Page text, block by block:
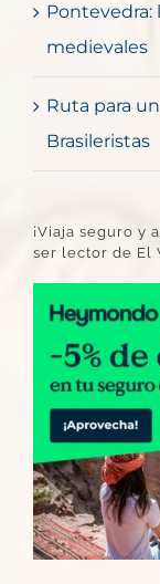
Pontevedra:
medievales
Ruta para
Brasileristas
¡Viaja seguro y
ser lector de El